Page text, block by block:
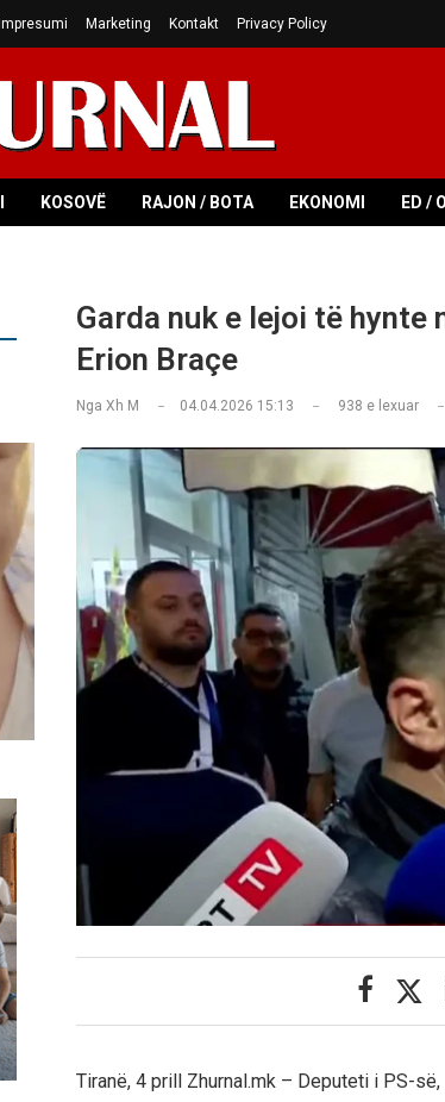
Impresumi Marketing Kontakt Privacy Policy
KOSOVË RAJON / BOTA EKONOMI ED /
Garda nuk e lejoi të hynte
Erion Braçe
Nga Xh M 04.04.2026 15:13 938 e lexuar
Tiranë, 4 prill Zhurnal.mk – Deputeti i PS-